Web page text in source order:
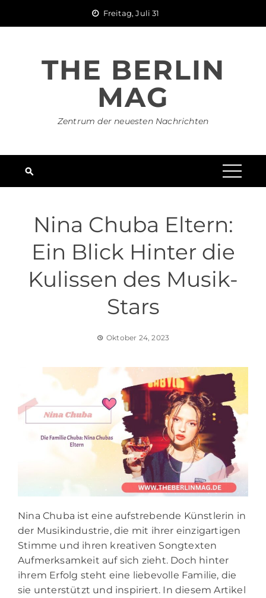
Freitag, Juli 31
THE BERLIN
MAG
Zentrum der neuesten Nachrichten
Nina Chuba Eltern:
Ein Blick Hinter die
Kulissen des Musik-
Stars
Oktober 24, 2023
Nina Chuba ist eine aufstrebende Künstlerin in
der Musikindustrie, die mit ihrer einzigartigen
Stimme und ihren kreativen Songtexten
Aufmerksamkeit auf sich zieht. Doch hinter
ihrem Erfolg steht eine liebevolle Familie, die
sie unterstützt und inspiriert. In diesem Artikel